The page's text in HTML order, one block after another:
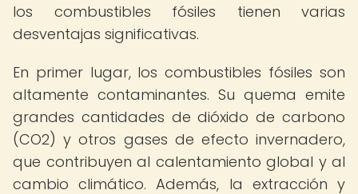
los combustibles fósiles tienen varias
desventajas significativas.
En primer lugar, los combustibles fósiles son
altamente contaminantes. Su quema emite
grandes cantidades de dióxido de carbono
(CO2) y otros gases de efecto invernadero,
que contribuyen al calentamiento global y al
cambio climático. Además, la extracción y